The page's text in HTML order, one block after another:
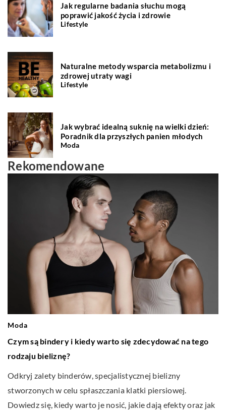
Jak regularne badania słuchu mogą
poprawić jakość życia i zdrowie
Lifestyle
Naturalne metody wsparcia metabolizmu i
zdrowej utraty wagi
Lifestyle
Jak wybrać idealną suknię na wielki dzień:
Poradnik dla przyszłych panien młodych
Moda
Rekomendowane
Moda
Czym są bindery i kiedy warto się zdecydować na tego
rodzaju bieliznę?
Odkryj zalety binderów, specjalistycznej bielizny
stworzonych w celu spłaszczania klatki piersiowej.
Dowiedz się, kiedy warto je nosić, jakie dają efekty oraz jak